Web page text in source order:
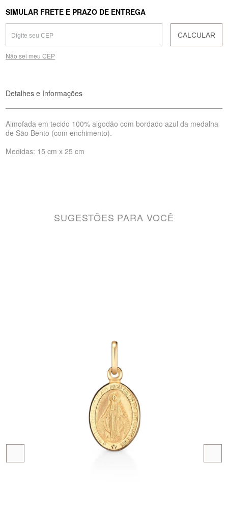
SIMULAR FRETE E PRAZO DE ENTREGA
CALCULAR
Não sei meu CEP
Detalhes e Informações
Almofada em tecido 100% algodão com bordado azul da medalha
de São Bento (com enchimento).
Medidas: 15 cm x 25 cm
SUGESTÕES PARA VOCÊ